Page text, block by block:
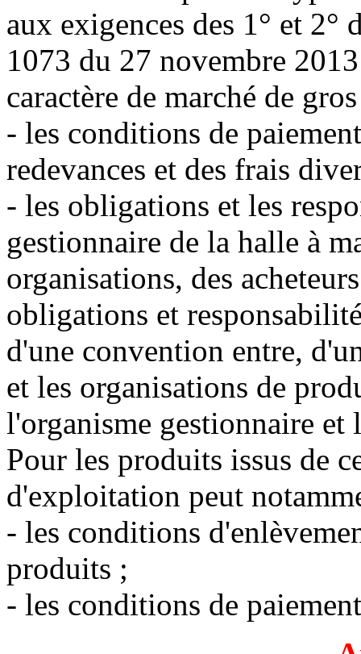
aux exigences des 1° et
1073 du 27 novembre
caractère de marché de
- les conditions de
redevances et des frais
- les obligations et les
gestionnaire de la halle à
organisations, des
obligations et
d'une convention entre,
et les organisations de
l'organisme gestionnaire et
Pour les produits issus de
d'exploitation peut
- les conditions
produits ;
- les conditions de